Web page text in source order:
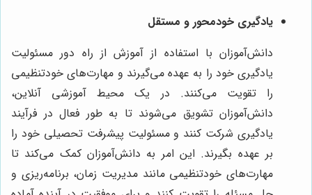
یادگیری خودمحور و مستقل
دانش‌آموزان با استفاده از آموزش از راه دور مسئولیت
یادگیری خود را به عهده می‌گیرند و مهارت‌های خودتنظیمی
را تقویت می‌کنند. در یک محیط آموزشی آنلاین،
دانش‌آموزان تشویق می‌شوند تا به طور فعال در فرآیند
یادگیری شرکت کنند و مسئولیت پیشرفت تحصیلی خود را
بر عهده بگیرند. این امر به دانش‌آموزان کمک می‌کند تا
مهارت‌های خودتنظیمی مانند مدیریت زمان، برنامه‌ریزی و